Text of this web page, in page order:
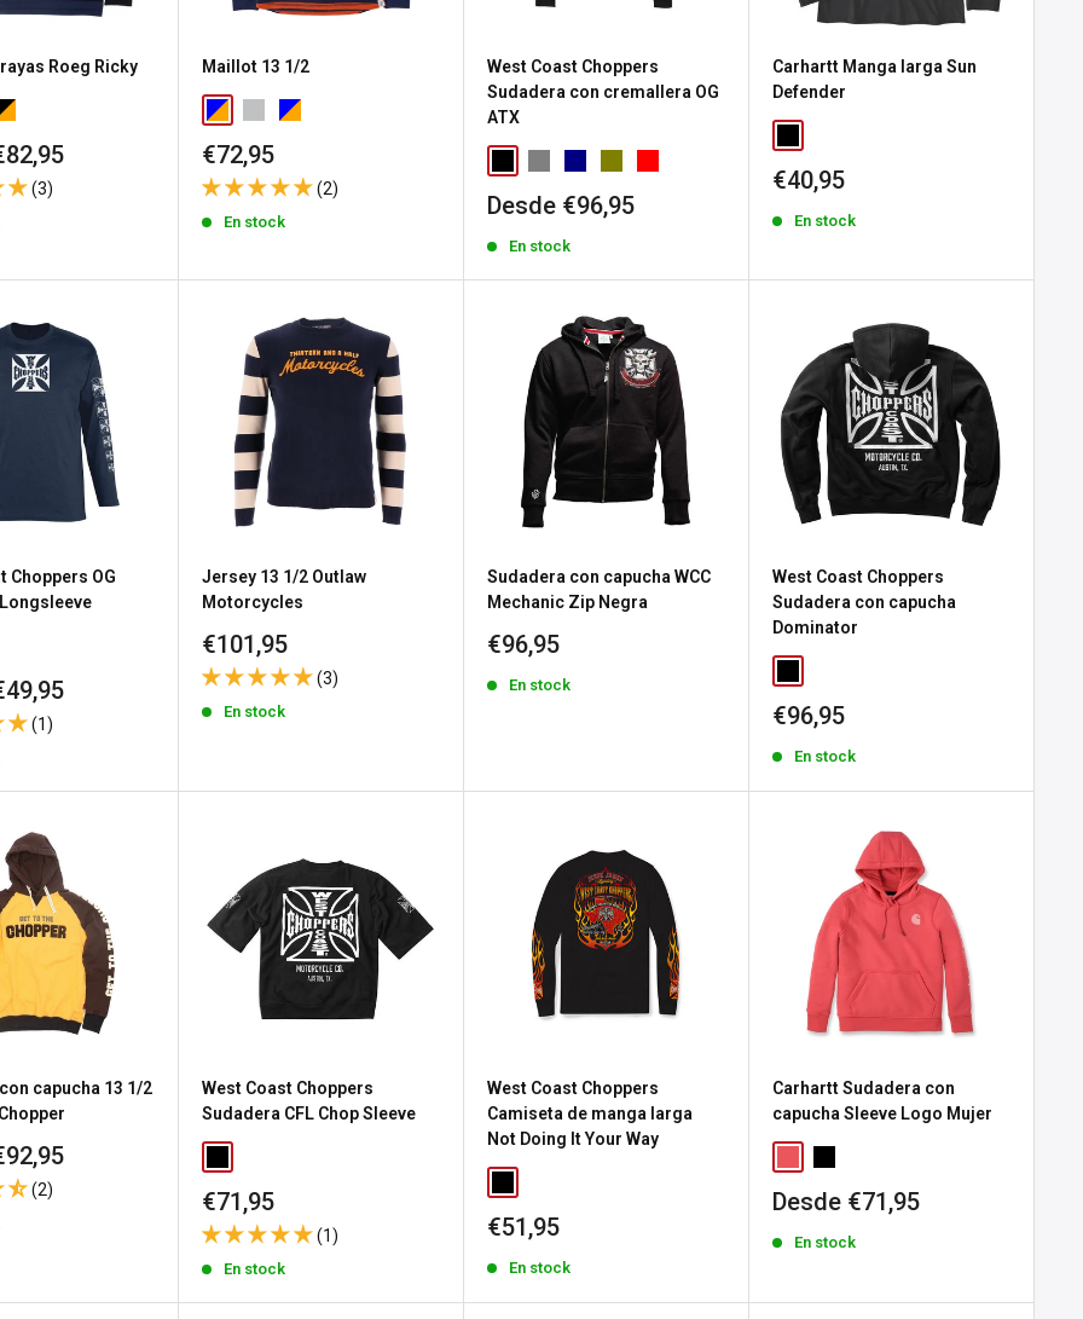
Roeg Ricky
(3)
Maillot 13 1/2
Precio
de
venta
€72,95
(2)
En stock
West Coast Choppers
Sudadera con cremallera OG
ATX
Precio
venta
Desde €96,95
En stock
Carhartt Manga larga Sun
Defender
Precio
venta
€40,95
En stock
Choppers OG
(1)
Jersey 13 1/2 Outlaw
Motorcycles
Precio
de
venta
€101,95
(3)
En stock
Sudadera con capucha WCC
Mechanic Zip Negra
Precio
venta
€96,95
En stock
West Coast Choppers
Sudadera con capucha
Dominator
Precio
venta
€96,95
En stock
capucha 13 1/2
(2)
West Coast Choppers
Sudadera CFL Chop Sleeve
Precio
de
venta
€71,95
(1)
En stock
West Coast Choppers
Camiseta de manga larga
Not Doing It Your Way
Precio
venta
€51,95
En stock
Carhartt Sudadera con
capucha Sleeve Logo Mujer
Precio
venta
Desde €71,95
En stock